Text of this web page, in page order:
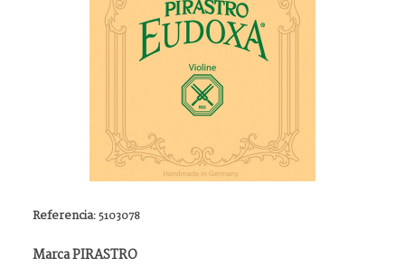
Referencia:5103078
Marca PIRASTRO